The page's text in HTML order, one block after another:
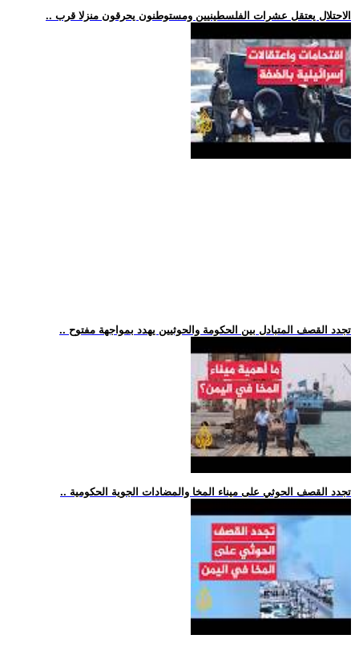
.. الاحتلال يعتقل عشرات الفلسطينيين ومستوطنون يحرقون منزلا قرب
.. تجدد القصف المتبادل بين الحكومة والحوثيين يهدد بمواجهة مفتوح
.. تجدد القصف الحوثي على ميناء المخا والمضادات الجوية الحكومية